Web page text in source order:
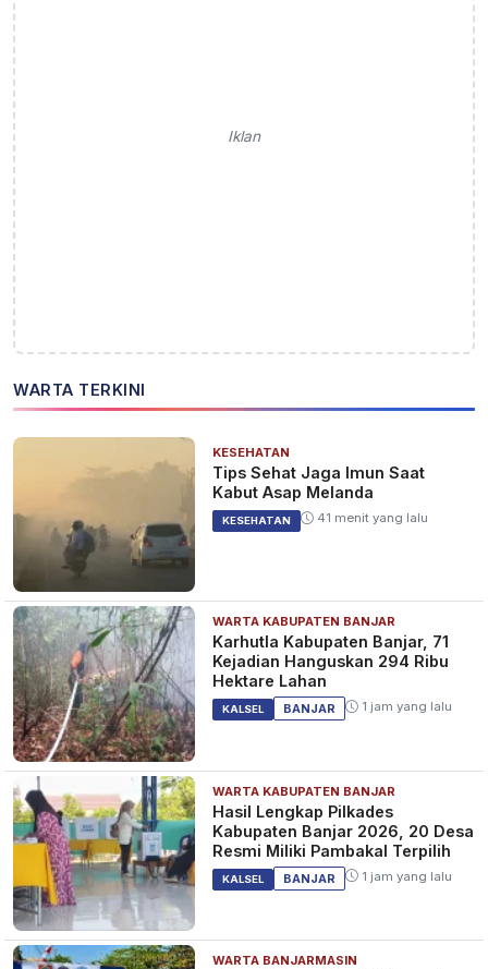
Iklan
WARTA TERKINI
KESEHATAN
Tips Sehat Jaga Imun Saat
Kabut Asap Melanda
KESEHATAN 41 menit yang lalu
WARTA KABUPATEN BANJAR
Karhutla Kabupaten Banjar, 71
Kejadian Hanguskan 294 Ribu
Hektare Lahan
KALSEL BANJAR 1 jam yang lalu
WARTA KABUPATEN BANJAR
Hasil Lengkap Pilkades
Kabupaten Banjar 2026, 20 Desa
Resmi Miliki Pambakal Terpilih
KALSEL BANJAR 1 jam yang lalu
WARTA BANJARMASIN